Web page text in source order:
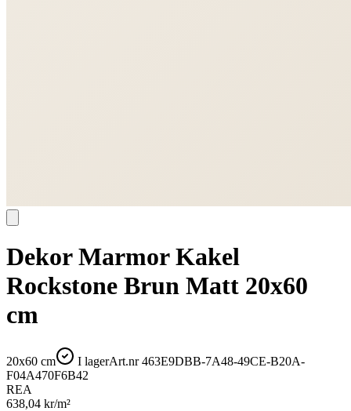
Dekor Marmor Kakel
Rockstone Brun Matt 20x60
cm
20x60 cm I lagerArt.nr463E9DBB-7A48-49CE-B20A-
F04A470F6B42
REA
638,04 kr/m²